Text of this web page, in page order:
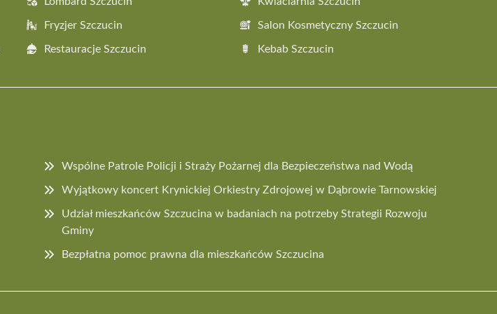
Fryzjer Szczucin Salon Kosmetyczny Szczucin
Restauracje Szczucin Kebab Szczucin
Wspólne Patrole Policji i Straży Pożarnej dla Bezpieczeństwa nad Wodą
Wyjątkowy koncert Krynickiej Orkiestry Zdrojowej w Dąbrowie Tarnowskiej
Udział mieszkańców Szczucina w badaniach na potrzeby Strategii Rozwoju
Gminy
Bezpłatna pomoc prawna dla mieszkańców Szczucina